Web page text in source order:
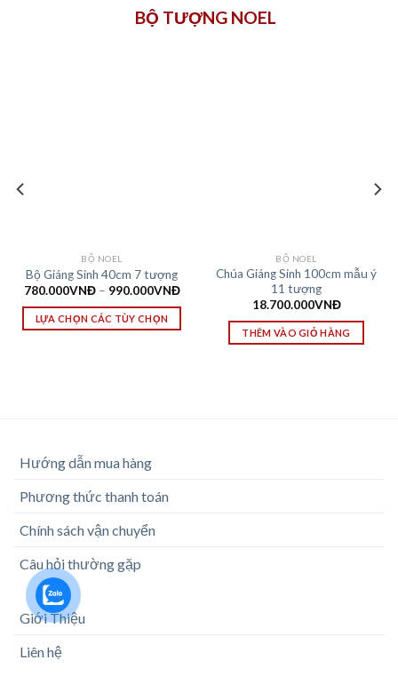
BỘ TƯỢNG NOEL
BỘ NOEL
Bộ Giáng Sinh 40cm 7 tượng
780.000VNĐ– 990.000VNĐ
LỰA CHỌN CÁC TÙY CHỌN
BỘ NOEL
Chúa Giáng Sinh 100cm mẫu ý
11 tượng
18.700.000VNĐ
THÊM VÀO GIỎ HÀNG
Hướng dẫn mua hàng
Phương thức thanh toán
Chính sách vận chuyển
Câu hỏi thường gặp
Giới Thiệu
Liên hệ